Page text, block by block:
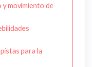
y movimiento de
para la